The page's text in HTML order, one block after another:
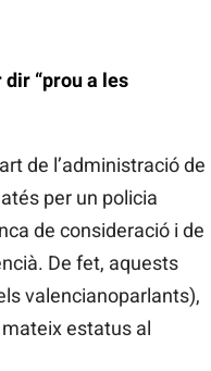
“prou a les
de l’administració de
per un policia
de consideració i de
De fet, aquests
valencianoparlants),
estatus al